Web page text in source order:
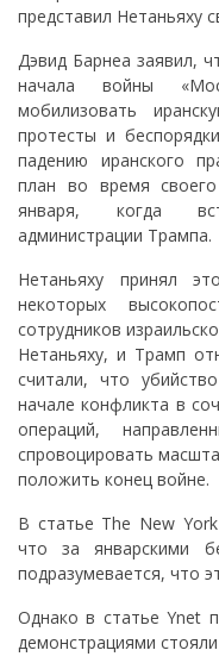
представил Нетаньяху
Дэвид Барнеа заявил,
начала войны
мобилизовать
протесты и
падению иранского
план во время
января, когда
администрации Трампа.
Нетаньяху принял
некоторых
сотрудников
Нетаньяху, и Трамп
считали, что
начале конфликта в
операций,
спровоцировать
положить конец войне.
В статье The New
что за январскими
подразумевается, что
Однако в статье Ynet
демонстрациями